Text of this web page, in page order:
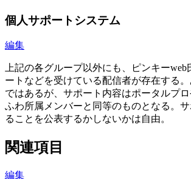
個人サポートシステム
編集
上記の各グループ以外にも、ピンキー
ートなどを受けている配信者が存在する
ではあるが、サポート内容はポータルプ
ふわ所属メンバーと同等のものとなる。
ることを公表するかしないかは自由。
関連項目
編集